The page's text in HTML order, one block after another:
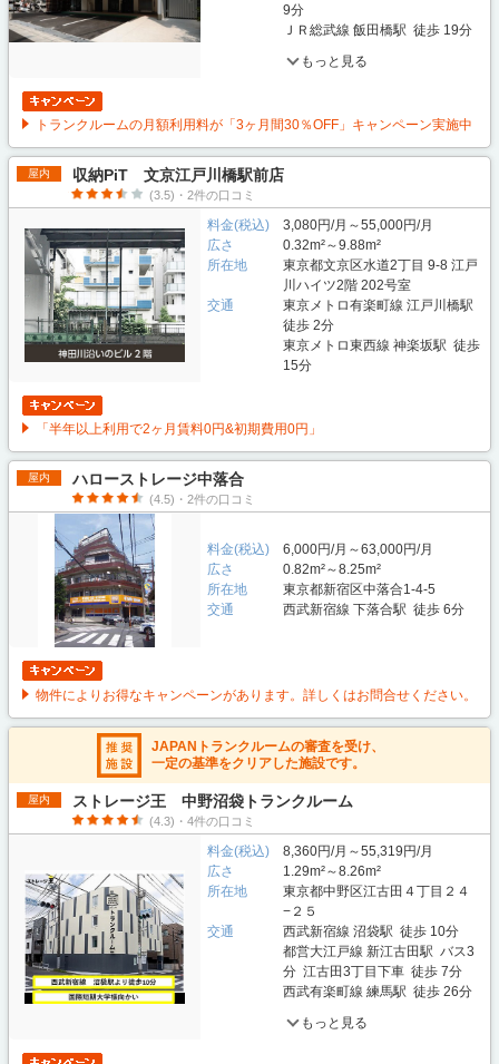
9分
ＪＲ総武線 飯田橋駅 徒歩 19分
もっと見る
トランクルームの月額利用料が「3ヶ月間30％OFF」キャンペーン実施中
屋内 収納PiT 文京江戸川橋駅前店
(3.5)・2件の口コミ
料金(税込)
3,080円/月～55,000円/月
広さ
0.32m²～9.88m²
所在地
東京都文京区水道2丁目 9-8 江戸
川ハイツ2階 202号室
交通
東京メトロ有楽町線 江戸川橋駅
徒歩 2分
東京メトロ東西線 神楽坂駅 徒歩
15分
「半年以上利用で2ヶ月賃料0円&初期費用0円」
屋内 ハローストレージ中落合
(4.5)・2件の口コミ
料金(税込)
6,000円/月～63,000円/月
広さ
0.82m²～8.25m²
所在地
東京都新宿区中落合1-4-5
交通
西武新宿線 下落合駅 徒歩 6分
物件によりお得なキャンペーンがあります。詳しくはお問合せください。
JAPANトランクルームの審査を受け、
一定の基準をクリアした施設です。
屋内 ストレージ王 中野沼袋トランクルーム
(4.3)・4件の口コミ
料金(税込)
8,360円/月～55,319円/月
広さ
1.29m²～8.26m²
所在地
東京都中野区江古田４丁目２４
−２５
交通
西武新宿線 沼袋駅 徒歩 10分
都営大江戸線 新江古田駅 バス3
分 江古田3丁目下車 徒歩 7分
西武有楽町線 練馬駅 徒歩 26分
もっと見る